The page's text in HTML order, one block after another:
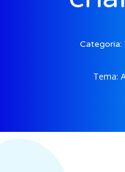
Categoria:
Tema: